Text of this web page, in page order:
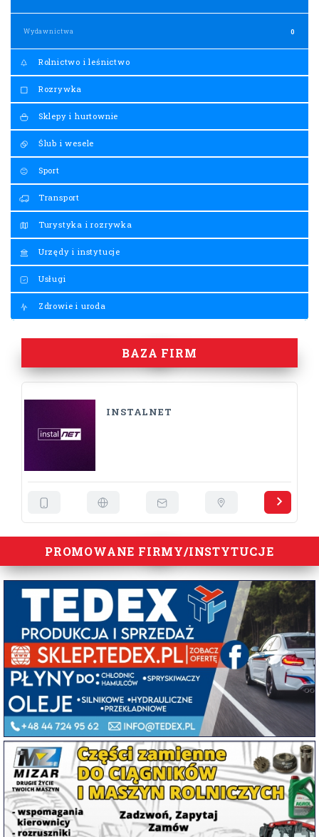
Wydawnictwa 0
Rolnictwo i leśnictwo
Rozrywka
Sklepy i hurtownie
Ślub i wesele
Sport
Transport
Turystyka i rozrywka
Urzędy i instytucje
Usługi
Zdrowie i uroda
BAZA FIRM
INSTALNET
PROMOWANE FIRMY/INSTYTUCJE